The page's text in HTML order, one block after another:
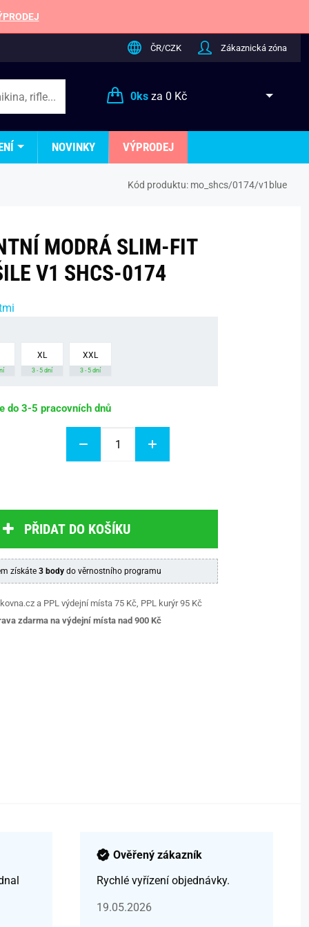
ČR/CZK Zákaznická zóna
0ksza 0 Kč
NOVINKY VÝPRODEJ
Kód produktu: mo_shcs/0174/v1blue
MODRÁ SLIM-FIT
V1 SHCS-0174
XL
3 - 5 dní
XXL
3 - 5 dní
do 3-5 pracovních dnů
PŘIDAT DO KOŠÍKU
získáte 3 bodydo věrnostního programu
a PPL výdejní místa 75 Kč, PPL kurýr 95 Kč
zdarma na výdejní místa nad 900 Kč
Ověřený zákazník
Rychlé vyřízení objednávky.
19.05.2026